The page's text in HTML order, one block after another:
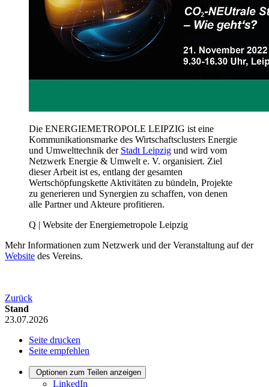
Die ENERGIEMETROPOLE LEIPZIG ist eine
Kommunikationsmarke des Wirtschaftsclusters Energie
und Umwelttechnik der Stadt Leipzig und wird vom
Netzwerk Energie & Umwelt e. V. organisiert. Ziel
dieser Arbeit ist es, entlang der gesamten
Wertschöpfungskette Aktivitäten zu bündeln, Projekte
zu generieren und Synergien zu schaffen, von denen
alle Partner und Akteure profitieren.
Q | Website der Energiemetropole Leipzig
Mehr Informationen zum Netzwerk und der Veranstaltung auf der
Website des Vereins.
Zurück
Stand
23.07.2026
Seite drucken
Seite empfehlen
Optionen zum Teilen anzeigen
LinkedIn